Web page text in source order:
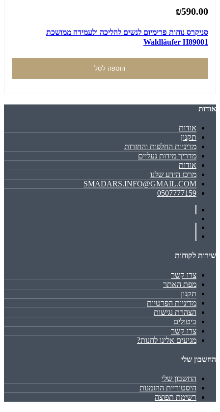
₪590.00
סניקרס נוחות פרימיום לנשים להליכה ולעמידה ממושכת
Waldläufer H89001
הוספה לסל
אודות
אודות
תקנון
מדיניות החלפות והחזרות
מדריך מידות נעליים
אודות
מרכז הידע שלנו
SMADARS.INFO@GMAIL.COM
0507777159
שירות לקוחות
צרו קשר
מפת האתר
תקנון
מדיניות הפרטיות
הצהרת נגישות
ביטולים
צרו קשר
מגיעים אלינו לחנות?
החשבון שלי
החשבון שלי
היסטוריית ההזמנות
רשימת תפוצה